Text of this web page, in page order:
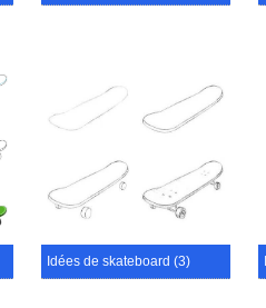
Idées de skateboard (3)